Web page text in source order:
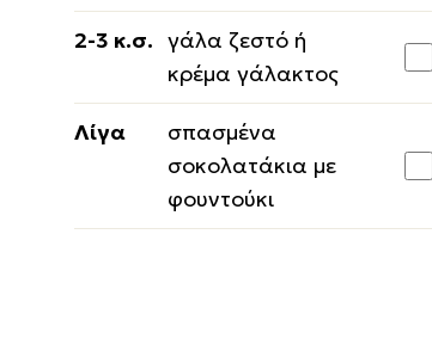
2-3 κ.σ. γάλα ζεστό ή
κρέμα γάλακτος
Λίγα
σπασμένα
σοκολατάκια με
φουντούκι